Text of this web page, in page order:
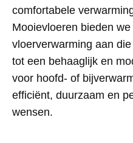
comfortabele
Mooievloeren bieden
vloerverwarming aan
tot een behaaglijk en
voor hoofd- of
efficiënt, duurzaam en
wensen.